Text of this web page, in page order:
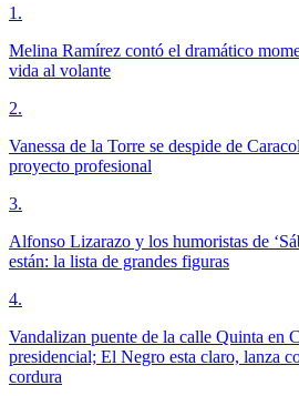
1 .
Melina Ramírez contó el dramático
vida al volante
2.
Vanessa de la Torre se despide de
proyecto profesional
3.
Alfonso Lizarazo y los humoristas de
están: la lista de grandes figuras
4.
Vandalizan puente de la calle Quinta en
presidencial; El Negro esta claro, lanza
cordura